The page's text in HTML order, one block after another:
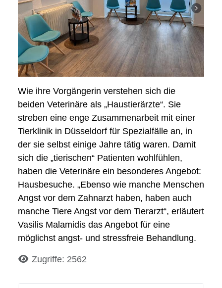
Wie ihre Vorgängerin verstehen sich die
beiden Veterinäre als „Haustierärzte“. Sie
streben eine enge Zusammenarbeit mit einer
Tierklinik in Düsseldorf für Spezialfälle an, in
der sie selbst einige Jahre tätig waren. Damit
sich die „tierischen“ Patienten wohlfühlen,
haben die Veterinäre ein besonderes Angebot:
Hausbesuche. „Ebenso wie manche Menschen
Angst vor dem Zahnarzt haben, haben auch
manche Tiere Angst vor dem Tierarzt“, erläutert
Vasilis Malamidis das Angebot für eine
möglichst angst- und stressfreie Behandlung.
DetailsZugriffe: 2562